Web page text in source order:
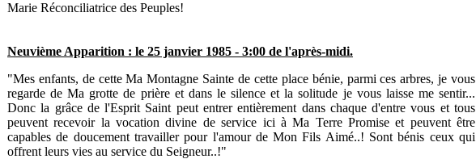
Marie Réconciliatrice des Peuples!
Neuvième Apparition : le 25 janvier 1985 - 3:00 de l'après-midi.
"Mes enfants, de cette Ma Montagne Sainte de cette place bénie, parmi ces arbres, je vous
regarde de Ma grotte de prière et dans le silence et la solitude je vous laisse me sentir...
Donc la grâce de l'Esprit Saint peut entrer entièrement dans chaque d'entre vous et tous
peuvent recevoir la vocation divine de service ici à Ma Terre Promise et peuvent être
capables de doucement travailler pour l'amour de Mon Fils Aimé..! Sont bénis ceux qui
offrent leurs vies au service du Seigneur..!"